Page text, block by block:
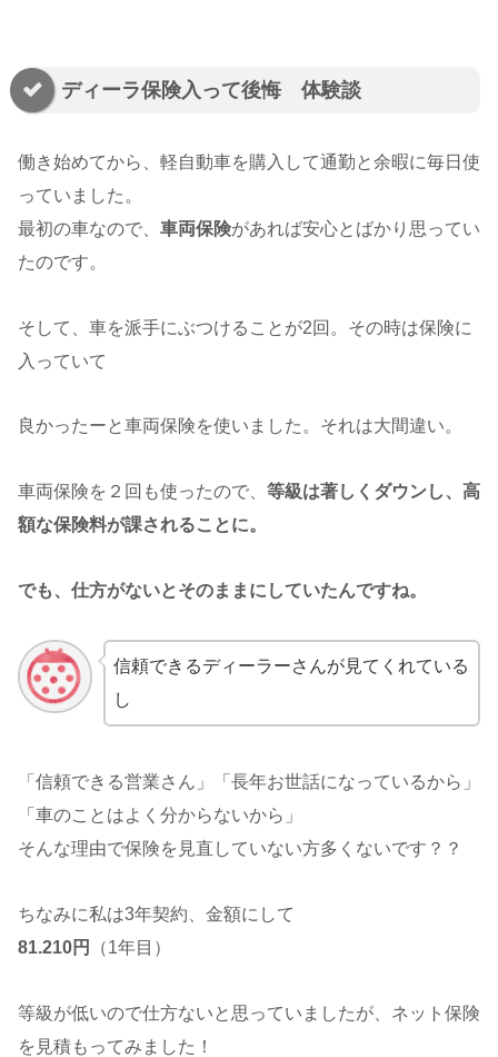
ディーラ保険入って後悔 体験談
働き始めてから、軽自動車を購入して通勤と余暇に毎日使
っていました。
最初の車なので、 車両保険があれば安心とばかり思ってい
たのです。
そして、車を派手にぶつけることが2回。その時は保険に
入っていて
良かったーと車両保険を使いました。それは大間違い。
車両保険を２回も使ったので、 等級は著しくダウンし、高
額な保険料が課されることに。
でも、仕方がないとそのままにしていたんですね。
信頼できるディーラーさんが見てくれている
し
「信頼できる営業さん」「長年お世話になっているから」
「車のことはよく分からないから」
そんな理由で保険を見直していない方多くないです？？
ちなみに私は3年契約、金額にして
81.210円
（1年目）
等級が低いので仕方ないと思っていましたが、ネット保険
を見積もってみました！